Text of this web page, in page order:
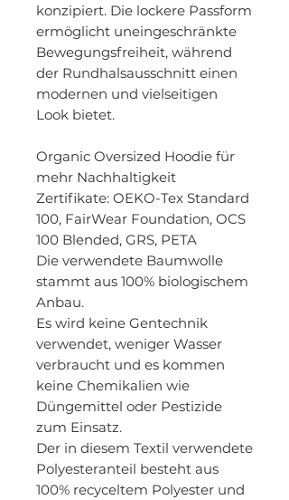
konzipiert. Die lockere Passform
ermöglicht uneingeschränkte
Bewegungsfreiheit, während
der Rundhalsausschnitt einen
modernen und vielseitigen
Look bietet.
Organic Oversized Hoodie für
mehr Nachhaltigkeit
Zertifikate: OEKO-Tex Standard
100, FairWear Foundation, OCS
100 Blended, GRS, PETA
Die verwendete Baumwolle
stammt aus 100% biologischem
Anbau.
Es wird keine Gentechnik
verwendet, weniger Wasser
verbraucht und es kommen
keine Chemikalien wie
Düngemittel oder Pestizide
zum Einsatz.
Der in diesem Textil verwendete
Polyesteranteil besteht aus
100% recyceltem Polyester und